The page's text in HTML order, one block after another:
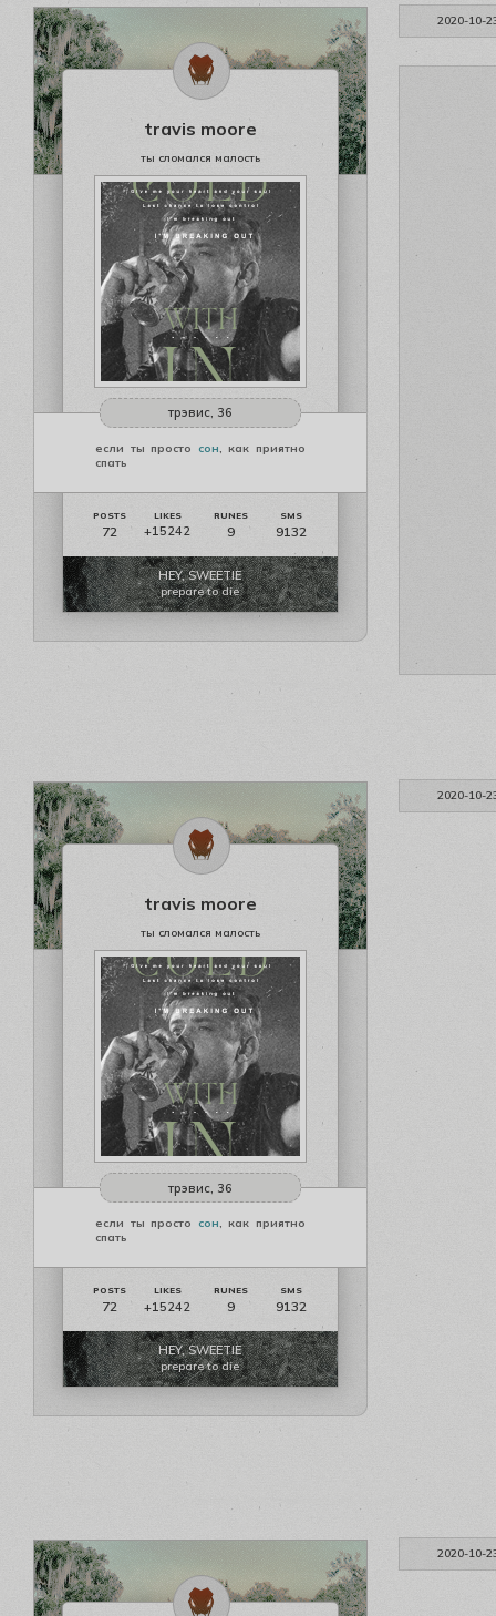
2020-10-
travis moore
ты сломался малость
трэвис, 36
если ты просто сон, как приятно
спать
72 +15242 9 9132
HEY, SWEETIE
prepare to die
2020-10-
travis moore
ты сломался малость
трэвис, 36
если ты просто сон, как приятно
спать
72 +15242 9 9132
HEY, SWEETIE
prepare to die
2020-10-